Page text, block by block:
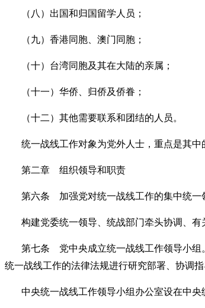
（八）出国和归国留学人员；
（九）香港同胞、澳门同胞；
（十）台湾同胞及其在大陆的亲属；
（十一）华侨、归侨及侨眷；
（十二）其他需要联系和团结的人员。
统一战线工作对象为党外人士，重点是其中
第二章 组织领导和职责
第六条 加强党对统一战线工作的集中统一
构建党委统一领导、统战部门牵头协调、有
第七条 党中央成立统一战线工作领导小组
统一战线工作的法律法规进行研究部署、协调
中央统一战线工作领导小组办公室设在中央